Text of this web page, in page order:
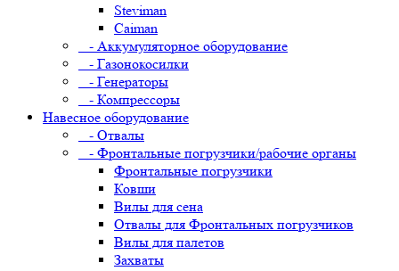
Steviman
Caiman
- Аккумуляторное оборудование
- Газонокосилки
- Генераторы
- Компрессоры
Навесное оборудование
- Отвалы
- Фронтальные погрузчики/рабочие органы
Фронтальные погрузчики
Ковши
Вилы для сена
Отвалы для Фронтальных погрузчиков
Вилы для палетов
Захваты